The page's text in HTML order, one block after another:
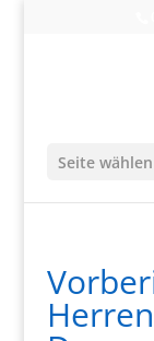
Seite wählen